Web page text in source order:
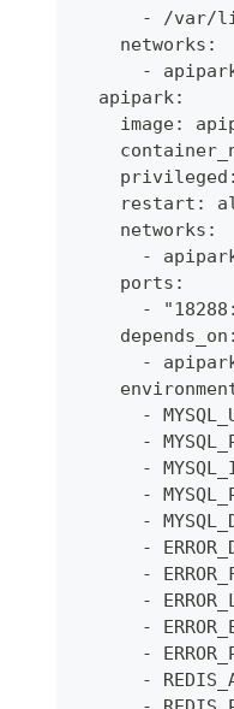
- /var/
    networks:
-
  apipark:
image:
restart:
    networks:
-
    ports:
-
    depends_on:
-
-
-
-
-
-
-
-
-
-
-
-